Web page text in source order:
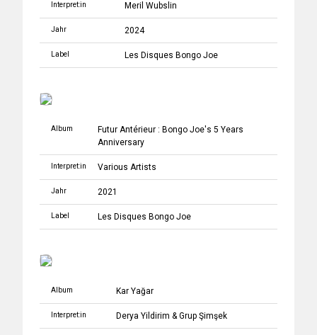
Interpret:in Meril Wubslin
Jahr 2024
Label Les Disques Bongo Joe
Album
Futur Antérieur : Bongo Joe's 5 Years
Anniversary
Interpret:in Various Artists
Jahr 2021
Label Les Disques Bongo Joe
Album Kar Yağar
Interpret:in Derya Yildirim & Grup Şimşek